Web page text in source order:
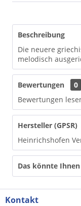
Beschreibung
Die neuere
melodisch
Bewertungen
0
Bewertungen
Hersteller (GPSR)
Heinrichshofen
Das könnte
Kontakt